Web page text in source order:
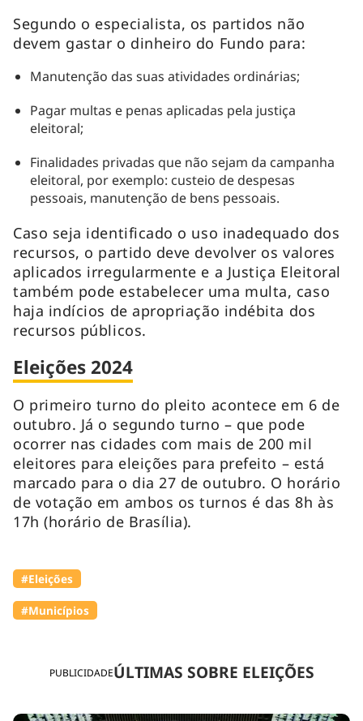
PUBLICIDADEÚLTIMAS SOBRE ELEIÇÕES
Segundo o especialista, os partidos não
devem gastar o dinheiro do Fundo para:
Manutenção das suas atividades ordinárias;
Pagar multas e penas aplicadas pela justiça
eleitoral;
Finalidades privadas que não sejam da campanha
eleitoral, por exemplo: custeio de despesas
pessoais, manutenção de bens pessoais.
Caso seja identificado o uso inadequado dos
recursos, o partido deve devolver os valores
aplicados irregularmente e a Justiça Eleitoral
também pode estabelecer uma multa, caso
haja indícios de apropriação indébita dos
recursos públicos.
Eleições 2024
O primeiro turno do pleito acontece em 6 de
outubro. Já o segundo turno – que pode
ocorrer nas cidades com mais de 200 mil
eleitores para eleições para prefeito – está
marcado para o dia 27 de outubro. O horário
de votação em ambos os turnos é das 8h às
17h (horário de Brasília).
#Eleições
#Municípios